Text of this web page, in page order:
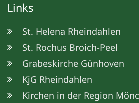
Links
St. Helena Rheindahlen
St. Rochus Broich-Peel
Grabeskirche Günhoven
KjG Rheindahlen
Kirchen in der Region